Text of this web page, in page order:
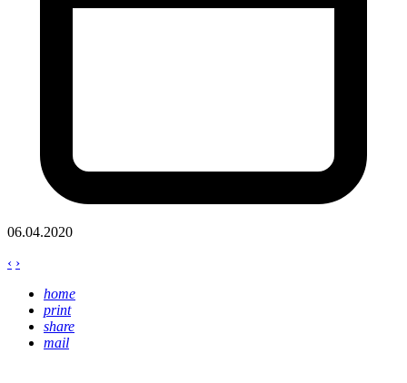
06.04.2020
‹ ›
home
print
share
mail